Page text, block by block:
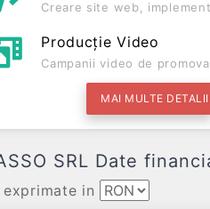
Creare site web,
Producție Video
Campanii video de
MAI MULTE DETALII
SRL Date
exprimate in